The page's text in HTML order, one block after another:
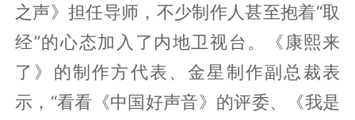
之声》担任导师，不少制作人甚至抱着“取
经”的心态加入了内地卫视台。《康熙来
了》的制作方代表、金星制作副总裁表
示，“看看《中国好声音》的评委、《我是